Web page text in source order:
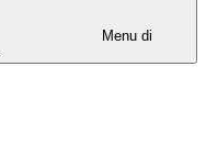
Menu di